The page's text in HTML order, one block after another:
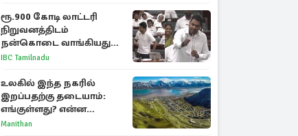
ரூ.900 கோடி லாட்டரி
நிறுவனத்திடம்
நன்கொடை வாங்கியது
ஏன்? உதயநிதி - ஆதவ்
IBC Tamilnadu
உலகில் இந்த நகரில்
இறப்பதற்கு தடையாம்:
எங்குள்ளது? என்ன
காரணம் தெரியுமா?
Manithan